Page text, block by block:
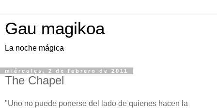
Gau magikoa
La noche mágica
miércoles, 2 de febrero de 2011
The Chapel
"Uno no puede ponerse del lado de quienes hacen la